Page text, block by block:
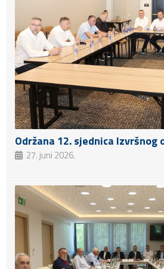
Održana 12. sjednica Izvršnog
27. juni 2026.